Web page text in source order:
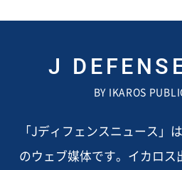
J
BY IKAROS
「Jディフェンスニュース」
のウェブ媒体です。イカロス